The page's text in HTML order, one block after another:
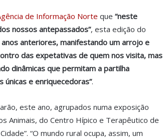
de Informação Norte que “neste
nossos antepassados”, esta edição do
anteriores, manifestando um arrojo e
das expetativas de quem nos visita, mas
dinâmicas que permitam a partilha
únicas e enriquecedoras”.
este ano, agrupados numa exposição
Animais, do Centro Hípico e Terapêutico de
“O mundo rural ocupa, assim, um